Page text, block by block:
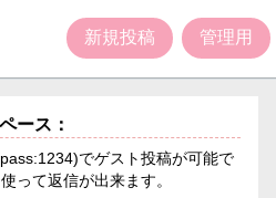
新規投稿 管理用
ース：
でゲスト投稿が可能で
って返信が出来ます。